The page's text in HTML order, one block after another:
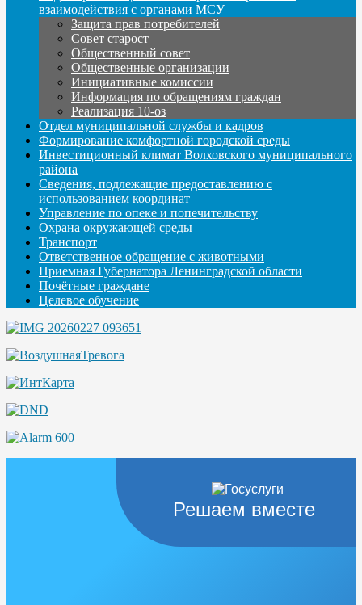
взаимодействия с органами МСУ
Защита прав потребителей
Совет старост
Общественный совет
Общественные организации
Инициативные комиссии
Информация по обращениям граждан
Реализация 10-оз
Отдел муниципальной службы и кадров
Формирование комфортной городской среды
Инвестиционный климат Волховского муниципального
района
Сведения, подлежащие предоставлению с
использованием координат
Управление по опеке и попечительству
Охрана окружающей среды
Транспорт
Ответственное обращение с животными
Приемная Губернатора Ленинградской области
Почётные граждане
Целевое обучение
Решаем вместе